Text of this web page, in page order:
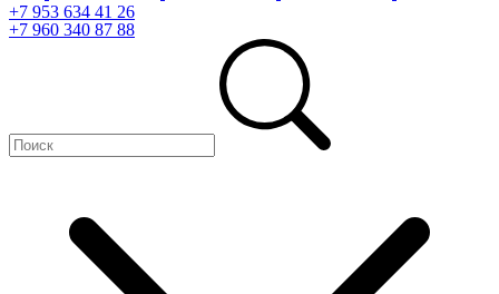
+7 953 634 41 26
+7 960 340 87 88